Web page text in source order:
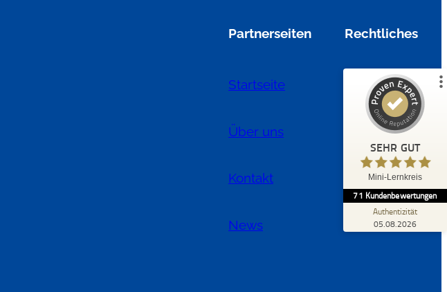
Partnerseiten
Startseite
Über uns
Kontakt
News
Rechtliches
Impressum
Datenschutz
SEHR GUT
Mini-Lernkreis
71 Kundenbewertungen
Authentizität
05.08.2026
ProvenExpert.com
4,99
/
5,00
16
Bewertungen auf
ProvenExpert.com
Bewertungen von
2
Blick aufs ProvenExpert-Profil werfen
E.
5,00
Lernkreis. Alle waren zuverlässig, freundlich
und haben den Stoff sehr g...